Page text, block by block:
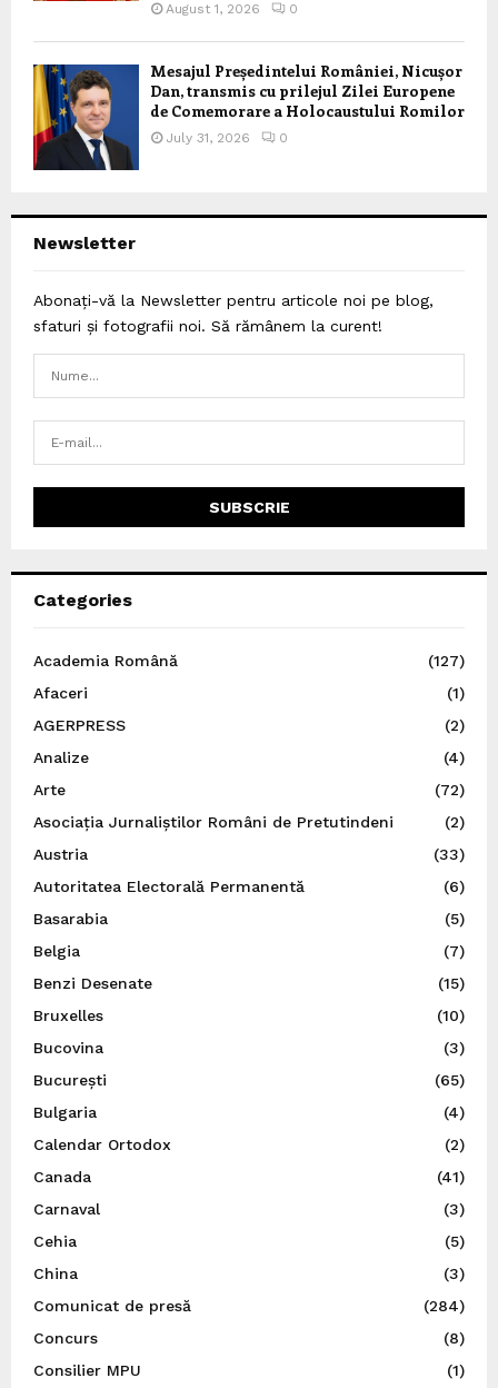
August 1, 2026 0
Mesajul Președintelui României, Nicușor
Dan, transmis cu prilejul Zilei Europene
de Comemorare a Holocaustului Romilor
July 31, 2026 0
Newsletter
Abonați-vă la Newsletter pentru articole noi pe blog,
sfaturi și fotografii noi. Să rămânem la curent!
Categories
Academia Română
(127)
Afaceri
(1)
AGERPRESS
(2)
Analize
(4)
Arte
(72)
Asociația Jurnaliștilor Români de Pretutindeni
(2)
Austria
(33)
Autoritatea Electorală Permanentă
(6)
Basarabia
(5)
Belgia
(7)
Benzi Desenate
(15)
Bruxelles
(10)
Bucovina
(3)
București
(65)
Bulgaria
(4)
Calendar Ortodox
(2)
Canada
(41)
Carnaval
(3)
Cehia
(5)
China
(3)
Comunicat de presă
(284)
Concurs
(8)
Consilier MPU
(1)